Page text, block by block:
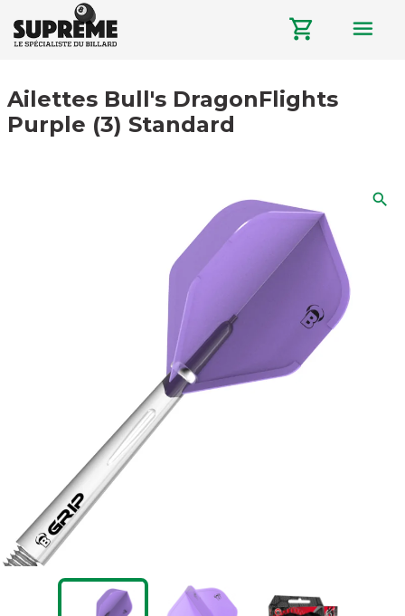
shopping_cart menu
Ailettes Bull's DragonFlights
Purple (3) Standard
search